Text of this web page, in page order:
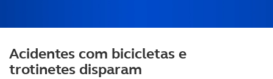
Acidentes com bicicletas e
trotinetes disparam